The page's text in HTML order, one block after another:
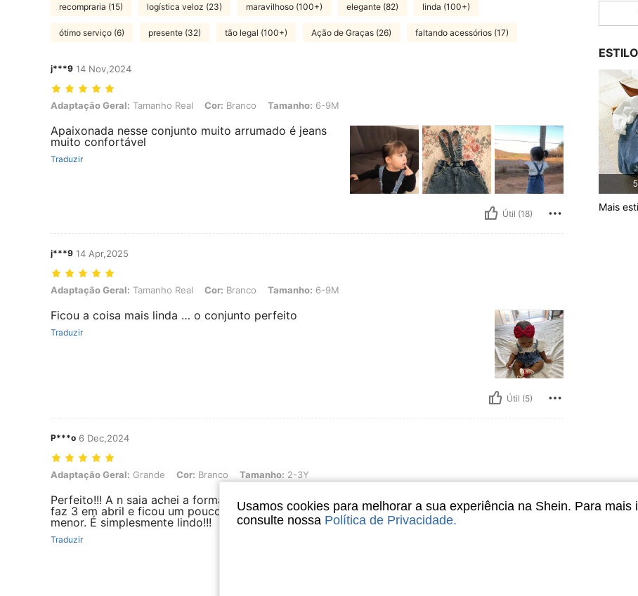
recompraria (15) logística veloz (23) maravilhoso (100+) elegante (82) linda (100+)
ótimo serviço (6) presente (32) tão legal (100+) Ação de Graças (26) faltando acessórios (17)
j***9 14 Nov,2024
Adaptação Geral: Tamanho Real, Cor: Branco, Tamanho: 6-9M
Adaptação Geral: Tamanho Real Cor: Branco Tamanho: 6-9M
Apaixonada nesse conjunto muito arrumado é jeans
muito confortável
Traduzir
Útil (18)
j***9 14 Apr,2025
Adaptação Geral: Tamanho Real, Cor: Branco, Tamanho: 6-9M
Adaptação Geral: Tamanho Real Cor: Branco Tamanho: 6-9M
Ficou a coisa mais linda … o conjunto perfeito
Traduzir
Útil (5)
P***o 6 Dec,2024
Adaptação Geral: Grande, Cor: Branco, Tamanho: 2-3Y
Adaptação Geral: Grande Cor: Branco Tamanho: 2-3Y
Perfeito!!! A n saia achei a forma grande. É de 2/3 anos. Minha filha
faz 3 em abril e ficou um pouco grande. Mas.. melhor maior do que
menor. É simplesmente lindo!!!
Traduzir
Mais
Usamos cookies para melhorar a sua experiência na Shein. Para mais
consulte nossa Política de Privacidade.